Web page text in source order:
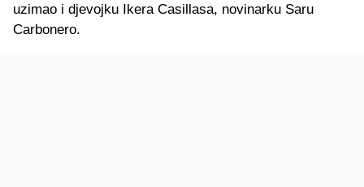
uzimao i djevojku Ikera Casillasa, novinarku Saru
Carbonero.